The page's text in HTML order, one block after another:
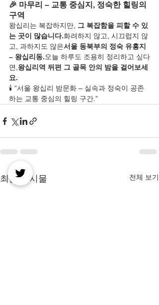
🎉 마무리 – 교통 중심지, 정숙한 힐링의
구역
왕십리는 복잡하지만, 그 복잡함을 피할 수 있
는 곳이 많습니다.화려하지 않고, 시끄럽지 않
고, 과하지도 않은서울 동북부의 정숙 유흥지
– 왕십리동.오늘 하루도 조용히 정리하고 싶다
면,왕십리역 뒤편 그 골목 안의 밤을 걸어보세
요.
🕯️ “서울 왕십리 밤문화 – 실속과 정숙이 공존
하는 교통 중심의 힐링 구간.”
최근 게시물 전체 보기